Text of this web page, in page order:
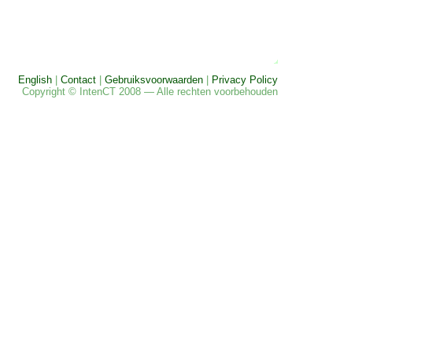
English Contact Gebruiksvoorwaarden
Privacy Policy
Copyright © IntenCT 2008 — Alle rechten voorbehouden